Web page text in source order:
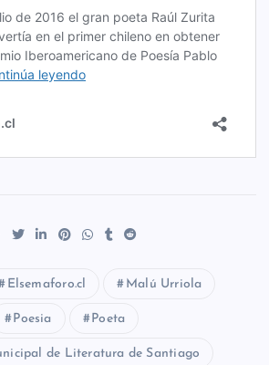
Elsemaforo.cl Malú Urriola
Poesia Poeta
de Literatura de Santiago